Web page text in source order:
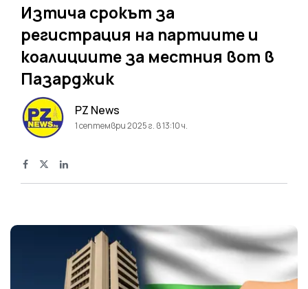
Изтича срокът за
регистрация на партиите и
коалициите за местния вот в
Пазарджик
PZ News
1 септември 2025 г. в 13:10 ч.